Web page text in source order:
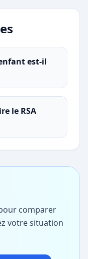
est-il
le RSA
comparer
votre situation